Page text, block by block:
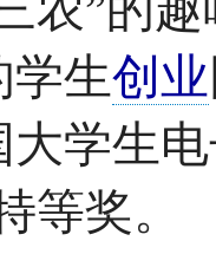
化节上，该
实验室打
。
，怎么辨
叶？茶叶是